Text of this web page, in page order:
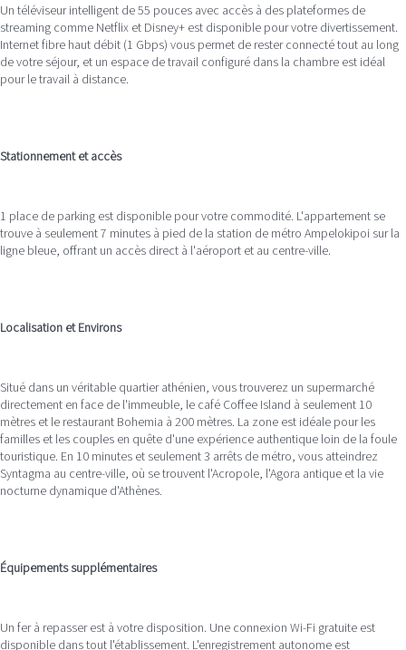
Un téléviseur intelligent de 55 pouces avec accès à des plateformes de
streaming comme Netflix et Disney+ est disponible pour votre divertissement.
Internet fibre haut débit (1 Gbps) vous permet de rester connecté tout au long
de votre séjour, et un espace de travail configuré dans la chambre est idéal
pour le travail à distance.
Stationnement et accès
1 place de parking est disponible pour votre commodité. L'appartement se
trouve à seulement 7 minutes à pied de la station de métro Ampelokipoi sur la
ligne bleue, offrant un accès direct à l'aéroport et au centre-ville.
Localisation et Environs
Situé dans un véritable quartier athénien, vous trouverez un supermarché
directement en face de l'immeuble, le café Coffee Island à seulement 10
mètres et le restaurant Bohemia à 200 mètres. La zone est idéale pour les
familles et les couples en quête d'une expérience authentique loin de la foule
touristique. En 10 minutes et seulement 3 arrêts de métro, vous atteindrez
Syntagma au centre-ville, où se trouvent l'Acropole, l'Agora antique et la vie
nocturne dynamique d'Athènes.
Équipements supplémentaires
Un fer à repasser est à votre disposition. Une connexion Wi-Fi gratuite est
disponible dans tout l'établissement. L'enregistrement autonome est